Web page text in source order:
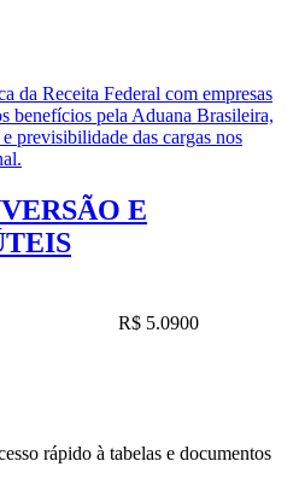
da Receita Federal com empresas
benefícios pela Aduana Brasileira,
previsibilidade das cargas nos
E
R$ 5.0900
rápido à tabelas e documentos